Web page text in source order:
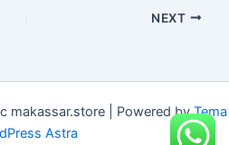
NEXT
makassar.store | Powered byTema
Astra